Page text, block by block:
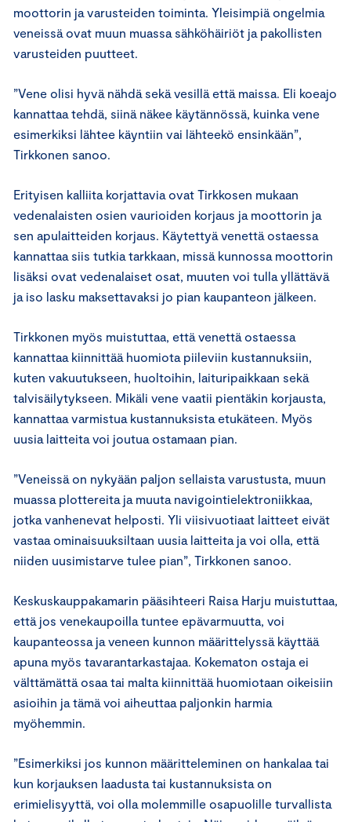
moottorin ja varusteiden toiminta. Yleisimpiä ongelmia
veneissä ovat muun muassa sähköhäiriöt ja pakollisten
varusteiden puutteet.
”Vene olisi hyvä nähdä sekä vesillä että maissa. Eli koeajo
kannattaa tehdä, siinä näkee käytännössä, kuinka vene
esimerkiksi lähtee käyntiin vai lähteekö ensinkään”,
Tirkkonen sanoo.
Erityisen kalliita korjattavia ovat Tirkkosen mukaan
vedenalaisten osien vaurioiden korjaus ja moottorin ja
sen apulaitteiden korjaus. Käytettyä venettä ostaessa
kannattaa siis tutkia tarkkaan, missä kunnossa moottorin
lisäksi ovat vedenalaiset osat, muuten voi tulla yllättävä
ja iso lasku maksettavaksi jo pian kaupanteon jälkeen.
Tirkkonen myös muistuttaa, että venettä ostaessa
kannattaa kiinnittää huomiota piileviin kustannuksiin,
kuten vakuutukseen, huoltoihin, laituripaikkaan sekä
talvisäilytykseen. Mikäli vene vaatii pientäkin korjausta,
kannattaa varmistua kustannuksista etukäteen. Myös
uusia laitteita voi joutua ostamaan pian.
”Veneissä on nykyään paljon sellaista varustusta, muun
muassa plottereita ja muuta navigointielektroniikkaa,
jotka vanhenevat helposti. Yli viisivuotiaat laitteet eivät
vastaa ominaisuuksiltaan uusia laitteita ja voi olla, että
niiden uusimistarve tulee pian”, Tirkkonen sanoo.
Keskuskauppakamarin pääsihteeri Raisa Harju muistuttaa,
että jos venekaupoilla tuntee epävarmuutta, voi
kaupanteossa ja veneen kunnon määrittelyssä käyttää
apuna myös tavarantarkastajaa. Kokematon ostaja ei
välttämättä osaa tai malta kiinnittää huomiotaan oikeisiin
asioihin ja tämä voi aiheuttaa paljonkin harmia
myöhemmin.
”Esimerkiksi jos kunnon määritteleminen on hankalaa tai
kun korjauksen laadusta tai kustannuksista on
erimielisyyttä, voi olla molemmille osapuolille turvallista